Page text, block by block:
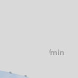
250bar/25L/min